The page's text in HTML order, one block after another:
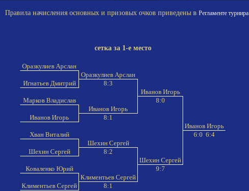
Правила начисления основных и призовых очков приведены в Регламенте турнира
сетка за 1-е место
Оразкулиев Арслан
Оразкулиев Арслан
Игнатьев Дмитрий
8:3
Иванов Игорь
Марков Владислав
8:0
Иванов Игорь
Иванов Игорь
8:1
Иванов Игорь
Хван Виталий
6:0 6:4
Шехин Сергей
Шехин Сергей
8:2
Шехин Сергей
Коваленко Юрий
9:7
Климентьев Сергей
Климентьев Сергей
8:1